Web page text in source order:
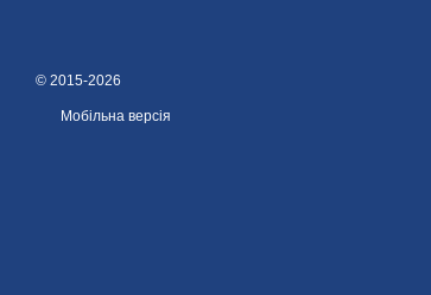
© 2015-2026
Мобільна версія